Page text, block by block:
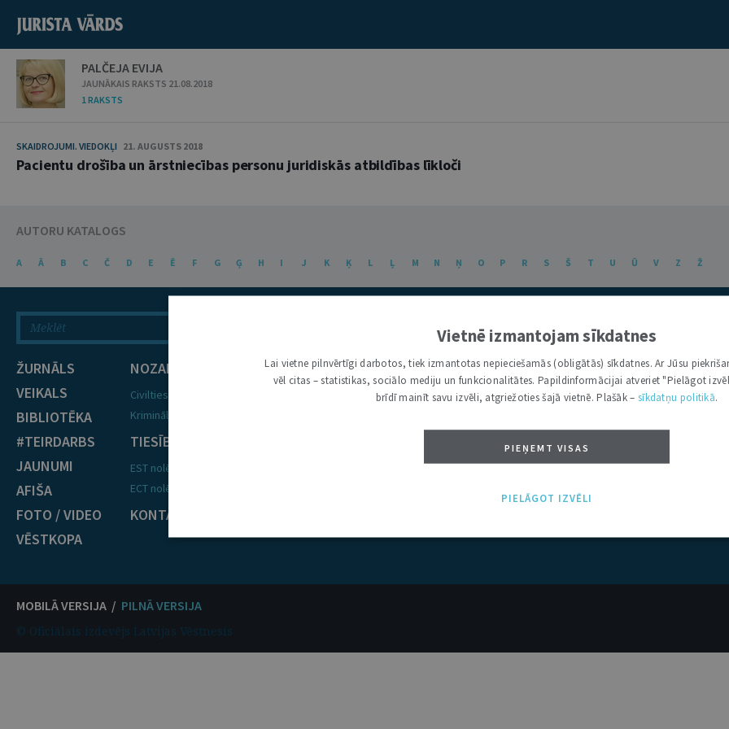
PALČEJA EVIJA
JAUNĀKAIS RAKSTS 21.08.2018
1 RAKSTS
SKAIDROJUMI. VIEDOKĻI 21. AUGUSTS 2018
Pacientu drošība un ārstniecības personu juridiskās atbildības līkloči
AUTORU KATALOGS
A Ā B C Č D E Ē F G Ģ H I J K Ķ L Ļ M N Ņ O P R S Š T U Ū V Z Ž
ŽURNĀLS
VEIKALS
BIBLIOTĒKA
#TEIRDARBS
JAUNUMI
AFIŠA
FOTO / VIDEO
VĒSTKOPA
NOZARES
Civiltiesības
Krimināltiesības
TIESĪBU PRAKSE
EST nolēmumi
ECT nolēmumi
KONTAKTI
MOBILĀ VERSIJA / PILNĀ VERSIJA
© Oficiālais izdevējs Latvijas Vēstnesis
Vietnē izmantojam sīkdatnes
Lai vietne pilnvērtīgi darbotos, tiek izmantotas nepieciešamās (obligātās) sīkdatnes. Ar Jūsu
vēl citas – statistikas, sociālo mediju un funkcionalitātes. Papildinformācijai atveriet "Pielāgot
brīdī mainīt savu izvēli, atgriežoties šajā vietnē. Plašāk – sīkdatņu politikā.
PIEŅEMT VISAS
PIELĀGOT IZVĒLI